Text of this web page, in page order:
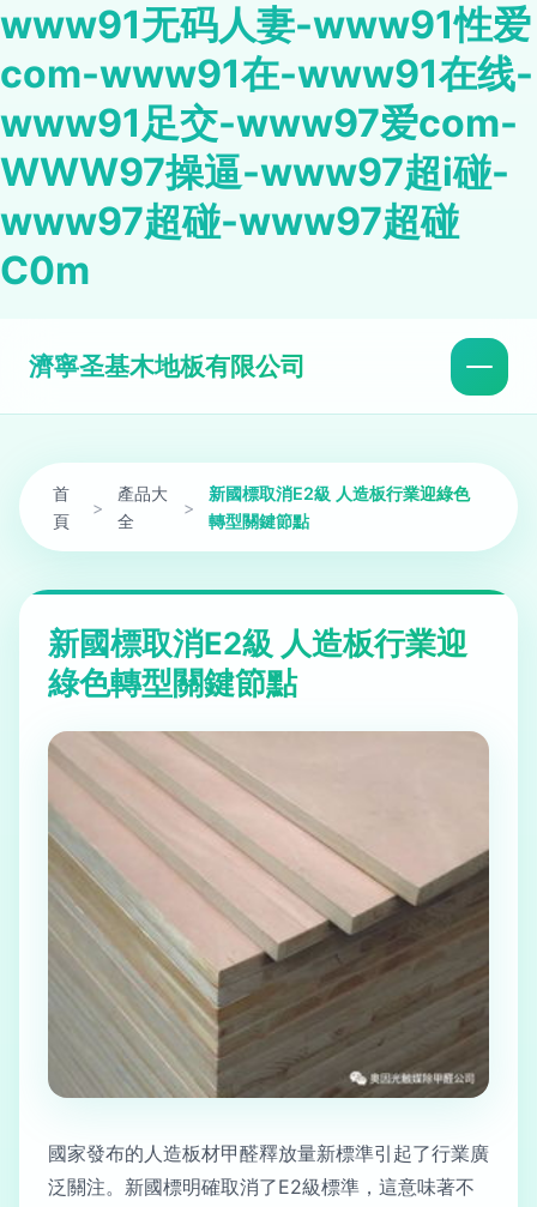
www91无码人妻-www91性爱
com-www91在-www91在线-
www91足交-www97爱com-
WWW97操逼-www97超i碰-
www97超碰-www97超碰
C0m
濟寧圣基木地板有限公司
首
頁
>
產品大
全
>
新國標取消E2級 人造板行業迎綠色
轉型關鍵節點
新國標取消E2級 人造板行業迎
綠色轉型關鍵節點
國家發布的人造板材甲醛釋放量新標準引起了行業廣
泛關注。新國標明確取消了E2級標準，這意味著不